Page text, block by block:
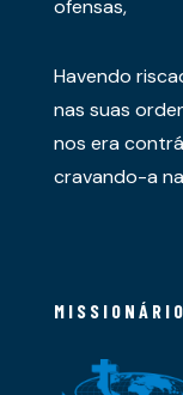
ofensas,
Havendo
nas suas
nos era
cravando-a